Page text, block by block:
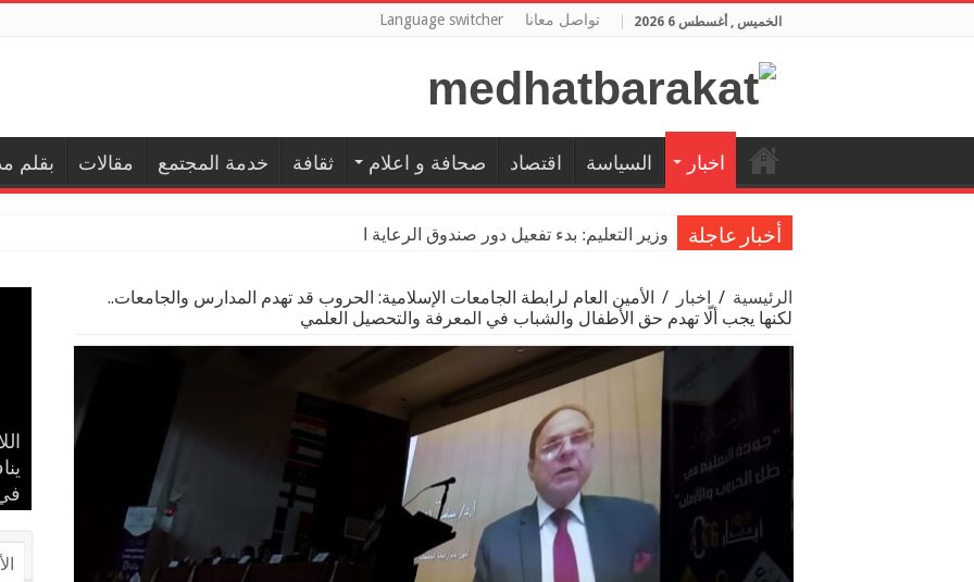
الخميس , أغسطس 6 2026 تواصل معانا Language switcher
اخبار السياسة اقتصاد صحافة و اعلام ثقافة خدمة المجتمع مقالات بقلم
أخبار عاجلة وزير التعليم: بدء تفعيل دور صندوق الرعاية الاجتماعية للمعلمين با
الرئيسية / اخبار /
الأمين العام لرابطة الجامعات الإسلامية: الحروب قد تهدم المدارس والجامعات..
لكنها يجب ألّا تهدم حق الأطفال والشباب في المعرفة والتحصيل العلمي